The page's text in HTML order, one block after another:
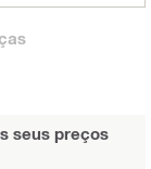
seus preços